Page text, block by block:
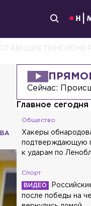
Сейчас:
Главное сегодня
Общество
Хакеры
подтверждающую
к ударам по
Спорт
после победы на